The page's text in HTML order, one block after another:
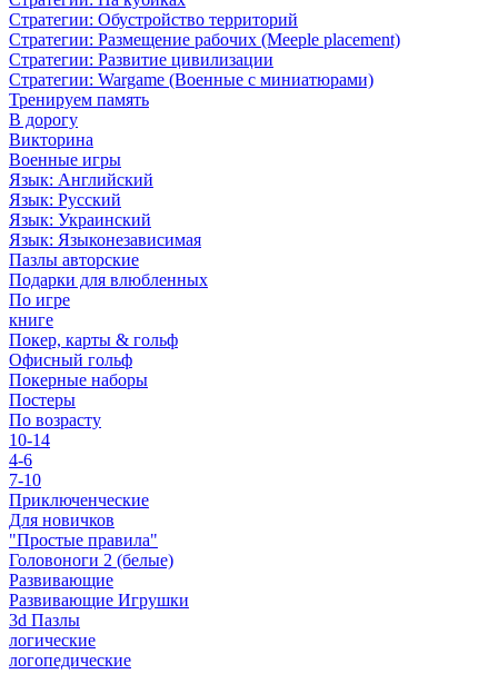
Стратегии: Обустройство территорий
Стратегии: Размещение рабочих (Meeple placement)
Стратегии: Развитие цивилизации
Стратегии: Wargame (Военные с миниатюрами)
Тренируем память
В дорогу
Викторина
Военные игры
Язык: Английский
Язык: Русский
Язык: Украинский
Язык: Языконезависимая
Пазлы авторские
Подарки для влюбленных
По игре
книге
Покер, карты & гольф
Офисный гольф
Покерные наборы
Постеры
По возрасту
10-14
4-6
7-10
Приключенческие
Для новичков
"Простые правила"
Головоноги 2 (белые)
Развивающие
Развивающие Игрушки
3d Пазлы
логические
логопедические